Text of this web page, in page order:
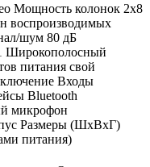
Мощность колонок 2x8
воспроизводимых
шум 80 дБ
Широкополосный
питания свой
Входы
Bluetooth
микрофон
Размеры (ШxВxГ)
питания)